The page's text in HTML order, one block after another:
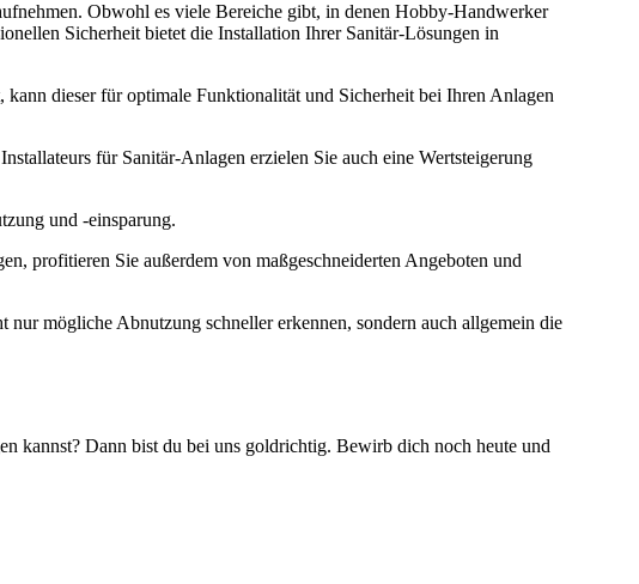
Obwohl es viele Bereiche gibt, in denen Hobby-Handwerker
Sicherheit bietet die Installation Ihrer Sanitär-Lösungen in
kann dieser für optimale Funktionalität und Sicherheit bei Ihren Anlagen
für Sanitär-Anlagen erzielen Sie auch eine Wertsteigerung
und -einsparung.
profitieren Sie außerdem von maßgeschneiderten Angeboten und
mögliche Abnutzung schneller erkennen, sondern auch allgemein die
kannst? Dann bist du bei uns goldrichtig. Bewirb dich noch heute und